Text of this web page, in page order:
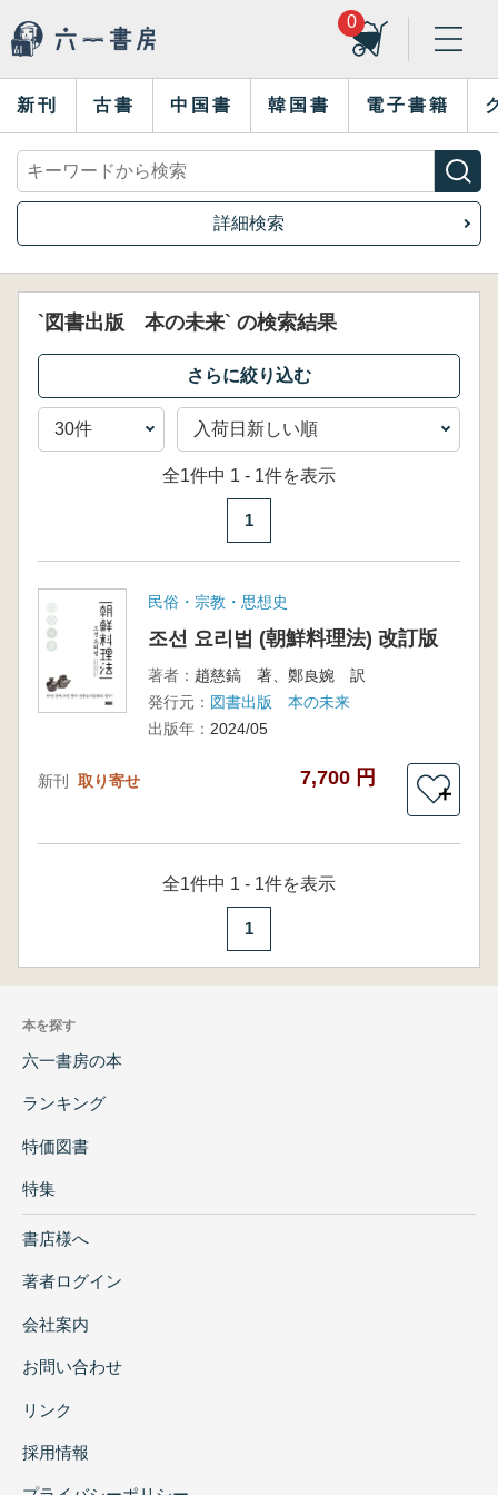
0
新刊 古書 中国書 韓国書 電子書籍
詳細検索
`図書出版 本の未来` の検索結果
全1件中 1 - 1件を表示
1
民俗・宗教・思想史
조선 요리법 (朝鮮料理法) 改訂版
著者： 趙慈鎬 著、鄭良婉 訳
発行元： 図書出版 本の未来
出版年： 2024/05
新刊 取り寄せ 7,700 円
＋
全1件中 1 - 1件を表示
1
本を探す
六一書房の本
ランキング
特価図書
特集
書店様へ
著者ログイン
会社案内
お問い合わせ
リンク
採用情報